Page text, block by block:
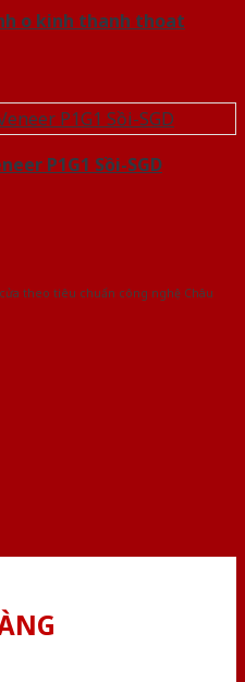
o kinh thanh thoat
P1G1 Sồi-SGD
theo tiêu chuẩn công nghệ Châu